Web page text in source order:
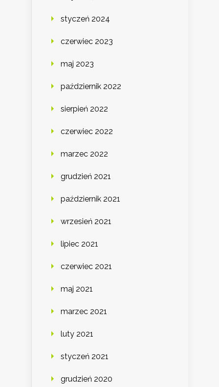
styczeń 2024
czerwiec 2023
maj 2023
październik 2022
sierpień 2022
czerwiec 2022
marzec 2022
grudzień 2021
październik 2021
wrzesień 2021
lipiec 2021
czerwiec 2021
maj 2021
marzec 2021
luty 2021
styczeń 2021
grudzień 2020